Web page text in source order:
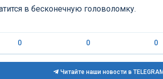
в бесконечную головоломку.
0 0 0
Читайте наши новости в